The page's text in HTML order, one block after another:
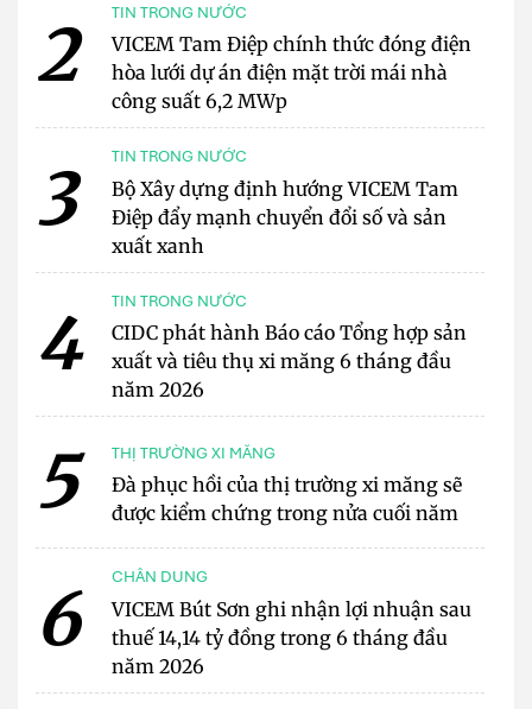
2 TIN TRONG NƯỚC
VICEM Tam Điệp chính thức đóng điện
hòa lưới dự án điện mặt trời mái nhà
công suất 6,2 MWp
3 TIN TRONG NƯỚC
Bộ Xây dựng định hướng VICEM Tam
Điệp đẩy mạnh chuyển đổi số và sản
xuất xanh
4 TIN TRONG NƯỚC
CIDC phát hành Báo cáo Tổng hợp sản
xuất và tiêu thụ xi măng 6 tháng đầu
năm 2026
5 THỊ TRƯỜNG XI MĂNG
Đà phục hồi của thị trường xi măng sẽ
được kiểm chứng trong nửa cuối năm
6 CHÂN DUNG
VICEM Bút Sơn ghi nhận lợi nhuận sau
thuế 14,14 tỷ đồng trong 6 tháng đầu
năm 2026